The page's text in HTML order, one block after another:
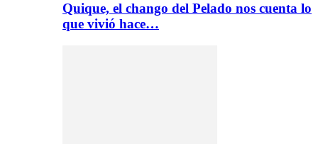
Quique, el chango del Pelado nos cuenta lo
que vivió hace…